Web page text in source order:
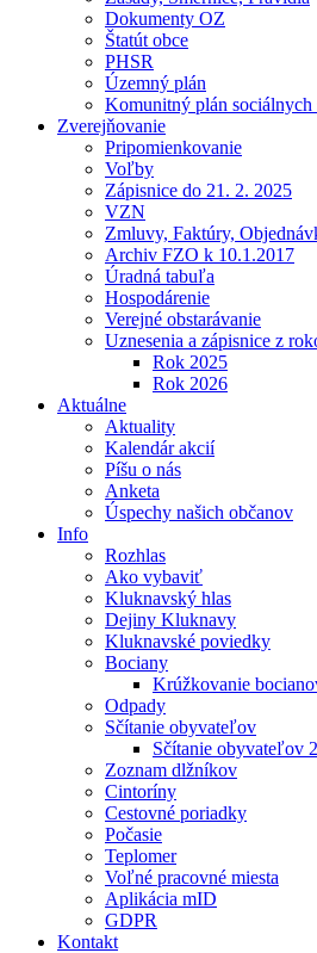
Dokumenty OZ
Štatút obce
PHSR
Územný plán
Komunitný plán
Zverejňovanie
Pripomienkovanie
Voľby
Zápisnice do 21. 2. 2025
VZN
Zmluvy, Faktúry,
Archiv FZO k 10.1.2017
Úradná tabuľa
Hospodárenie
Verejné obstarávanie
Uznesenia a zápisnice z
Rok 2025
Rok 2026
Aktuálne
Aktuality
Kalendár akcií
Píšu o nás
Anketa
Úspechy našich občanov
Info
Rozhlas
Ako vybaviť
Kluknavský hlas
Dejiny Kluknavy
Kluknavské poviedky
Bociany
Krúžkovanie
Odpady
Sčítanie obyvateľov
Sčítanie obyvateľov
Zoznam dlžníkov
Cintoríny
Cestovné poriadky
Počasie
Teplomer
Voľné pracovné miesta
Aplikácia mID
GDPR
Kontakt